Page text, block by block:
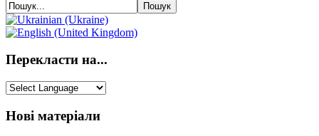
Перекласти на...
Нові матеріали